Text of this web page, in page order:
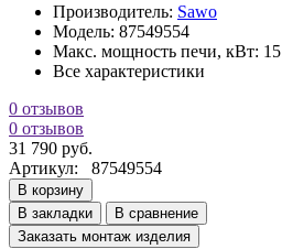
Производитель: Sawo
Модель: 87549554
Макс. мощность печи, кВт: 15
Все характеристики
0 отзывов
0 отзывов
31 790 руб.
Артикул: 87549554
В корзину
В закладки
В сравнение
Заказать монтаж изделия